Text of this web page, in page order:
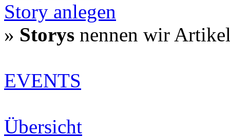
Story anlegen
» Storys nennen wir
EVENTS
Übersicht